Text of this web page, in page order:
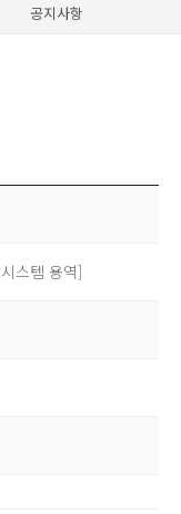
공지사항
스템 용역]